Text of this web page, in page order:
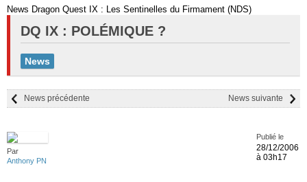
News Dragon Quest IX : Les Sentinelles du Firmament (NDS)
DQ IX : POLÉMIQUE ?
News
News suivante
News précédente
Par
Anthony PN
Publié le
28/12/2006
à 03h17